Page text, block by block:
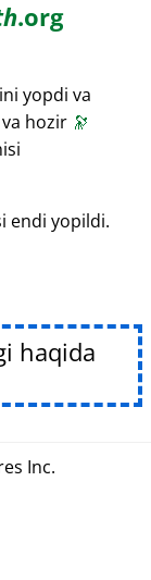
.org
yopdi va
hozir 🔭
endi yopildi.
haqida
Inc.